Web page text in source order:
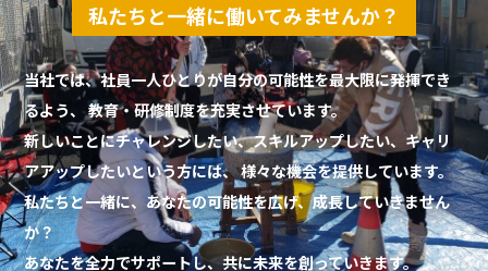
私たちと一緒に働いてみませんか？
当社では、社員一人ひとりが自分の可能性を最大限に発揮でき
るよう、教育・研修制度を充実させています。
新しいことにチャレンジしたい、スキルアップしたい、キャリ
アアップしたいという方には、様々な機会を提供しています。
私たちと一緒に、あなたの可能性を広げ、成長していきません
か？
あなたを全力でサポートし、共に未来を創っていきます。